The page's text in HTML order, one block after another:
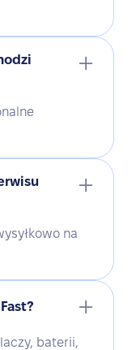
na
baterii,